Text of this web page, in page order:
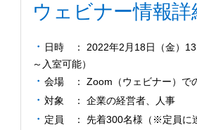
ウェビナー情報詳
日時 ： 2022年2月18日（金）
～入室可能）
会場 ： Zoom（ウェビナー）で
対象 ： 企業の経営者、人事
定員 ： 先着300名様（※定員に